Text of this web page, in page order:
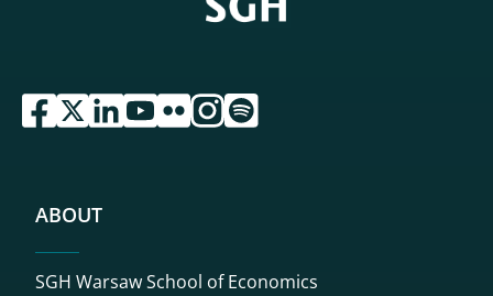
przejdź do serwisu facebook sgh
przejdź do serwisu twitter sgh
przejdź do serwisu linkedin sgh
przejdź do serwisu youtube sgh
przejdź do serwisu flickr sgh
przejdź do serwisu instagram sgh
przejdź do serwisu spotify sgh
ABOUT
SGH Warsaw School of Economics